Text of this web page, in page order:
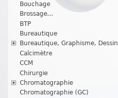
Bouchage
Brossage...
BTP
Bureautique
Bureautique, Graphisme, Dessin
Calcimètre
CCM
Chirurgie
Chromatographie
Chromatographie (GC)